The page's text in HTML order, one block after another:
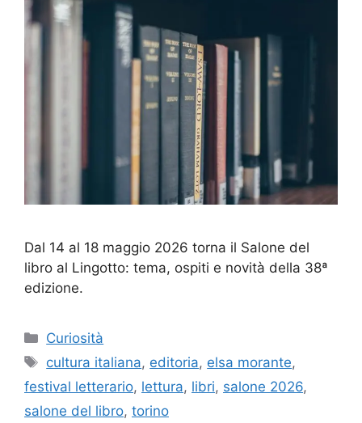
Dal 14 al 18 maggio 2026 torna il Salone del
libro al Lingotto: tema, ospiti e novità della 38ª
edizione.
Categorie
Curiosità
Tag
cultura italiana, editoria, elsa morante,
festival letterario, lettura, libri, salone 2026,
salone del libro, torino